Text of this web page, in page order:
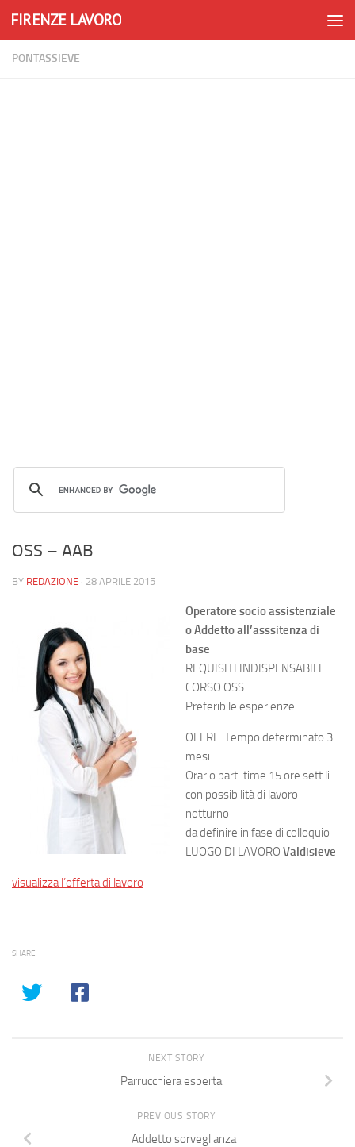
Skip to content
FIRENZE LAVORO
PONTASSIEVE
OSS – AAB
BY REDAZIONE · 28 APRILE 2015
Operatore socio assistenziale
o Addetto all’asssitenza di
base
REQUISITI INDISPENSABILE
CORSO OSS
Preferibile esperienze
OFFRE: Tempo determinato 3
mesi
Orario part-time 15 ore sett.li
con possibilità di lavoro
notturno
da definire in fase di colloquio
LUOGO DI LAVORO Valdisieve
visualizza l’offerta di lavoro
SHARE
NEXT STORY
Parrucchiera esperta
PREVIOUS STORY
Addetto sorveglianza